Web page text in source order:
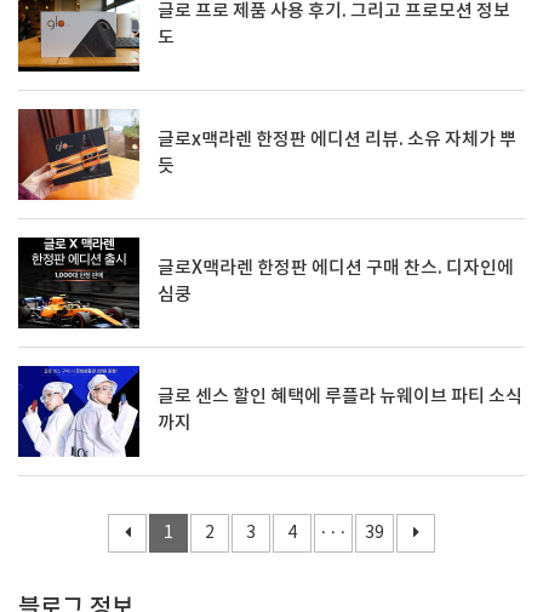
글로 프로 제품 사용 후기. 그리고 프로모션 정보
도
글로x맥라렌 한정판 에디션 리뷰. 소유 자체가 뿌
듯
글로X맥라렌 한정판 에디션 구매 찬스. 디자인에
심쿵
글로 센스 할인 혜택에 루플라 뉴웨이브 파티 소식
까지
1 2 3 4 ··· 39